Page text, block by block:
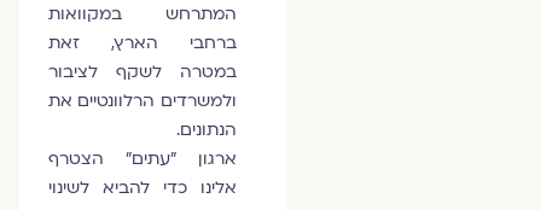
המתרחש במקוואות
ברחבי הארץ, זאת
במטרה לשקף לציבור
ולמשרדים הרלוונטיים את
הנתונים.
ארגון "עתים" הצטרף
אלינו כדי להביא לשינוי